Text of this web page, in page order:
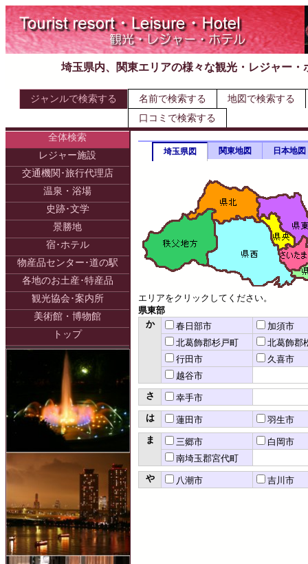
埼玉県内、関東エリアの様々な観光・レジャー
ジャンルで検索する 名前で検索する
地図で検索する
口コミで検索する
全体検索
レジャー施設
交通機関･旅行代理店
温泉・浴場
史跡･文学
景勝地
宿･ホテル
物産品センター･道の駅
各地のお土産･特産品
観光協会･案内所
美術館・博物館
トップ
埼玉県図 関東地図 日本地図
エリアをクリックしてください。
県東部
か
春日部市
加須市
北葛飾郡杉戸町
北葛飾郡
行田市
久喜市
越谷市
さ
幸手市
は
蓮田市
羽生市
ま
三郷市
白岡市
南埼玉郡宮代町
や
八潮市 吉川市